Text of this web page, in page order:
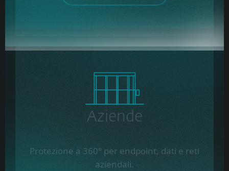
Aziende
Protezione a 360° per endpoint, dati e reti
aziendali.